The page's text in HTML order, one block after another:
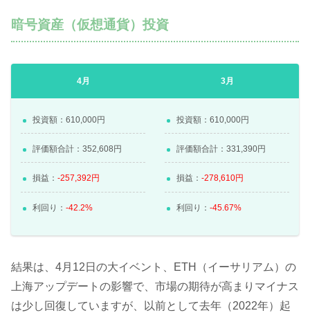
暗号資産（仮想通貨）投資
4月
投資額：610,000円
評価額合計：352,608円
損益：-257,392円
利回り：-42.2%
3月
投資額：610,000円
評価額合計：331,390円
損益：-278,610円
利回り：-45.67%
結果は、4月12日の大イベント、ETH（イーサリアム）の
上海アップデートの影響で、市場の期待が高まりマイナス
は少し回復していますが、以前として去年（2022年）起